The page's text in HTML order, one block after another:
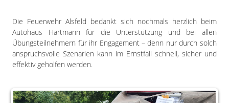
Die Feuerwehr Alsfeld bedankt sich nochmals herzlich beim
Autohaus Hartmann für die Unterstützung und bei allen
Übungsteilnehmern für ihr Engagement – denn nur durch solch
anspruchsvolle Szenarien kann im Ernstfall schnell, sicher und
effektiv geholfen werden.